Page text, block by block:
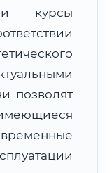
ФИС ФРДО
и просмотра
курсы
позволят